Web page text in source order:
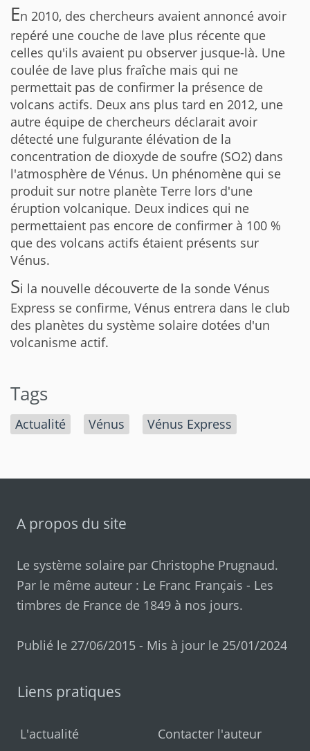
En 2010, des chercheurs avaient annoncé avoir
repéré une couche de lave plus récente que
celles qu'ils avaient pu observer jusque-là. Une
coulée de lave plus fraîche mais qui ne
permettait pas de confirmer la présence de
volcans actifs. Deux ans plus tard en 2012, une
autre équipe de chercheurs déclarait avoir
détecté une fulgurante élévation de la
concentration de dioxyde de soufre (SO2) dans
l'atmosphère de Vénus. Un phénomène qui se
produit sur notre planète Terre lors d'une
éruption volcanique. Deux indices qui ne
permettaient pas encore de confirmer à 100 %
que des volcans actifs étaient présents sur
Vénus.
Si la nouvelle découverte de la sonde Vénus
Express se confirme, Vénus entrera dans le club
des planètes du système solaire dotées d'un
volcanisme actif.
Tags
Actualité Vénus Vénus Express
A propos du site
Le système solaire par Christophe Prugnaud.
Par le même auteur : Le Franc Français - Les
timbres de France de 1849 à nos jours.
Publié le 27/06/2015 - Mis à jour le 25/01/2024
Liens pratiques
L'actualité
Contacter l'auteur